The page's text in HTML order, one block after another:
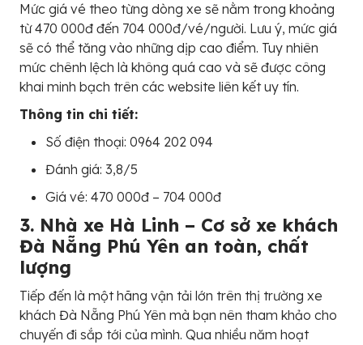
Mức giá vé theo từng dòng xe sẽ nằm trong khoảng
từ 470 000đ đến 704 000đ/vé/người. Lưu ý, mức giá
sẽ có thể tăng vào những dịp cao điểm. Tuy nhiên
mức chênh lệch là không quá cao và sẽ được công
khai minh bạch trên các website liên kết uy tín.
Thông tin chi tiết:
Số điện thoại: 0964 202 094
Đánh giá: 3,8/5
Giá vé: 470 000đ – 704 000đ
3. Nhà xe Hà Linh – Cơ sở xe khách
Đà Nẵng Phú Yên an toàn, chất
lượng
Tiếp đến là một hãng vận tải lớn trên thị trường xe
khách Đà Nẵng Phú Yên mà bạn nên tham khảo cho
chuyến đi sắp tới của mình. Qua nhiều năm hoạt